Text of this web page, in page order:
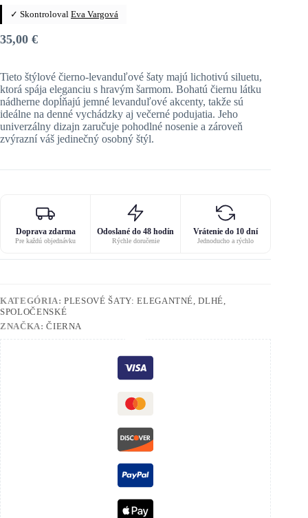
✓ Skontroloval Eva Vargová
35,00 €
Tieto štýlové čierno-levanduľové šaty majú lichotivú siluetu,
ktorá spája eleganciu s hravým šarmom. Bohatú čiernu látku
nádherne dopĺňajú jemné levanduľové akcenty, takže sú
ideálne na denné vychádzky aj večerné podujatia. Jeho
univerzálny dizajn zaručuje pohodlné nosenie a zároveň
zvýrazní váš jedinečný osobný štýl.
Doprava zdarma
Pre každú objednávku
Odoslané do 48 hodín
Rýchle doručenie
Vrátenie do 10 dní
Jednoducho a rýchlo
KATEGÓRIA:PLESOVÉ ŠATY: ELEGANTNÉ, DLHÉ,
SPOLOČENSKÉ
ZNAČKA:ČIERNA